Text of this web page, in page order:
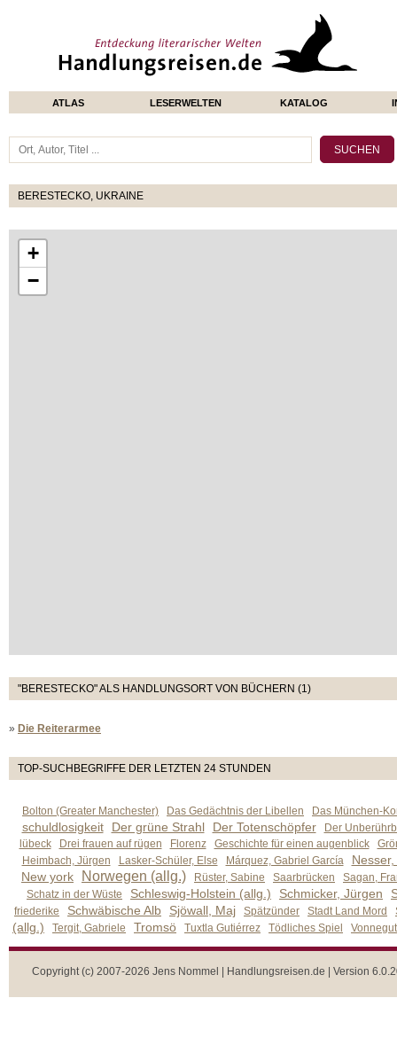
ATLAS LESERWELTEN KATALOG
BERESTECKO, UKRAINE
+
−
"BERESTECKO" ALS HANDLUNGSORT VON BÜCHERN (1)
» Die Reiterarmee
TOP-SUCHBEGRIFFE DER LETZTEN 24 STUNDEN
Bolton (Greater Manchester) Das Gedächtnis der Libellen Das München-
schuldlosigkeit Der grüne Strahl Der Totenschöpfer
Der
lübeck
Drei frauen auf rügen Florenz Geschichte für einen augenblick
Heimbach, Jürgen
Lasker-Schüler, Else Márquez, Gabriel García
New york
Norwegen (allg.) Rüster, Sabine Saarbrücken
Sagan,
Schatz in der Wüste
Schleswig-Holstein (allg.) Schmicker, Jürgen
friederike Schwäbische Alb Sjöwall, Maj Spätzünder Stadt Land Mord
(allg.) Tergit, Gabriele Tromsö Tuxtla Gutiérrez Tödliches Spiel
Copyright (c) 2007-2026 Jens Nommel | Handlungsreisen.de | Version